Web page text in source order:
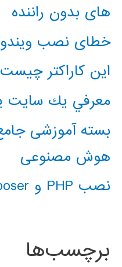
های بدون راننده
خطای نصب
این کاراکتر چیست؟
معرفي يك سايت
بسته آموزشی
هوش مصنوعی
نصب PHP و composer در ویندوز 10
برچسب‌ها